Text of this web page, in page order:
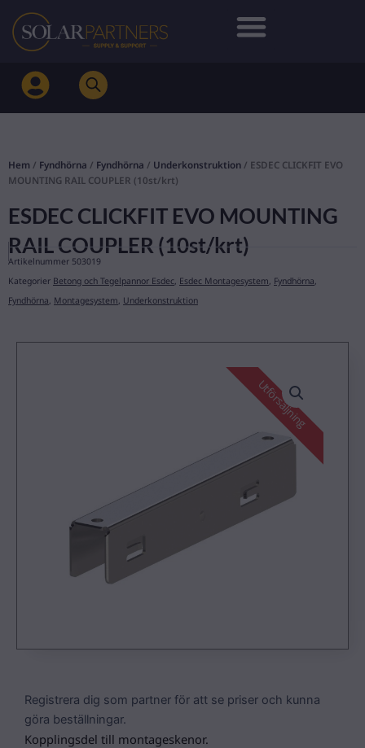
Hoppa
innehåll
Hem / Fyndhörna / Fyndhörna / Underkonstruktion / ESDEC CLICKFIT EVO
MOUNTING RAIL COUPLER (10st/krt)
ESDEC CLICKFIT EVO MOUNTING
RAIL COUPLER (10st/krt)
Artikelnummer 503019
Kategorier Betong och Tegelpannor Esdec, Esdec Montagesystem, Fyndhörna,
Fyndhörna, Montagesystem, Underkonstruktion
Utförsäljning
Registrera dig som partner för att se priser och kunna
göra beställningar.
Kopplingsdel till montageskenor.